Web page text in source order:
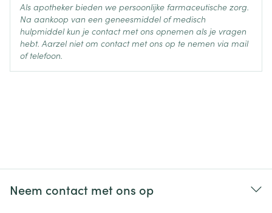
Als apotheker bieden we persoonlijke farmaceutische zorg.
Na aankoop van een geneesmiddel of medisch
hulpmiddel kun je contact met ons opnemen als je vragen
hebt. Aarzel niet om contact met ons op te nemen via mail
of telefoon.
Neem contact met ons op